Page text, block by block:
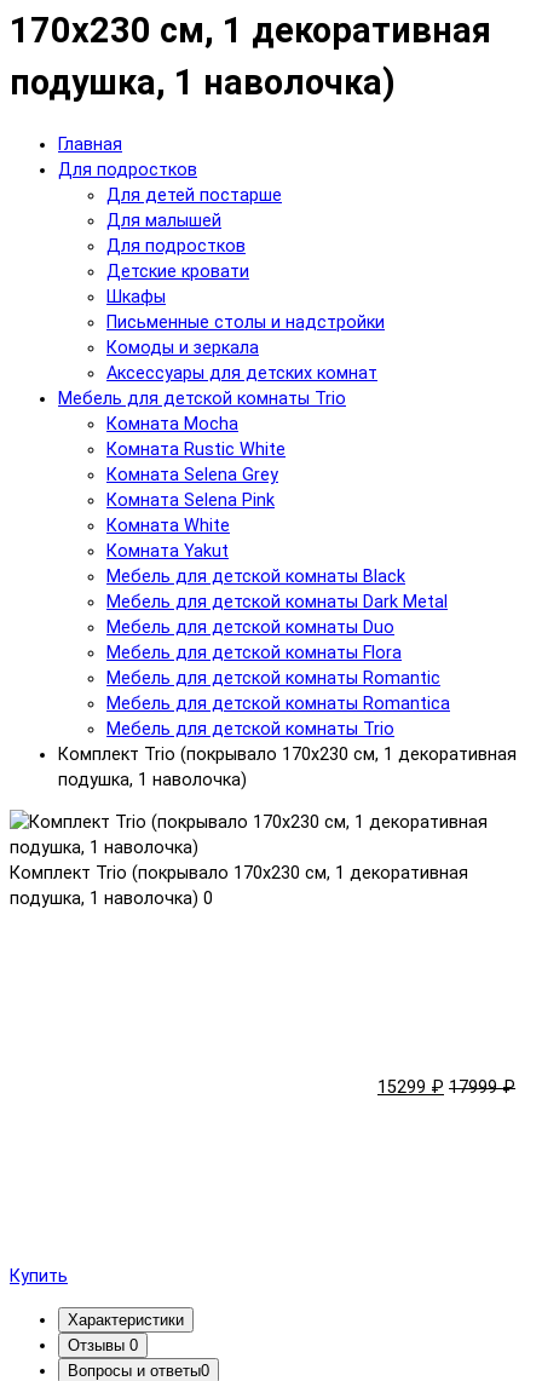
170x230 см, 1 декоративная
подушка, 1 наволочка)
Главная
Для подростков
Для детей постарше
Для малышей
Для подростков
Детские кровати
Шкафы
Письменные столы и надстройки
Комоды и зеркала
Аксессуары для детских комнат
Мебель для детской комнаты Trio
Комната Mocha
Комната Rustic White
Комната Selena Grey
Комната Selena Pink
Комната White
Комната Yakut
Мебель для детской комнаты Black
Мебель для детской комнаты Dark Metal
Мебель для детской комнаты Duo
Мебель для детской комнаты Flora
Мебель для детской комнаты Romantic
Мебель для детской комнаты Romantica
Мебель для детской комнаты Trio
Комплект Trio (покрывало 170x230 см, 1 декоративная
подушка, 1 наволочка)
Комплект Trio (покрывало 170x230 см, 1 декоративная
подушка, 1 наволочка) 0
15299 ₽ 17999 ₽
Купить
Характеристики
Отзывы 0
Вопросы и ответы0